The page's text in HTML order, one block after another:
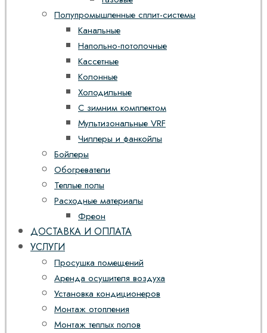
Полупромышленные сплит-системы
Канальные
Напольно-потолочные
Кассетные
Колонные
Холодильные
С зимним комплектом
Мультизональные VRF
Чиллеры и фанкойлы
Бойлеры
Обогреватели
Теплые полы
Расходные материалы
Фреон
ДОСТАВКА И ОПЛАТА
УСЛУГИ
Просушка помещений
Аренда осушителя воздуха
Установка кондиционеров
Монтаж отопления
Монтаж теплых полов